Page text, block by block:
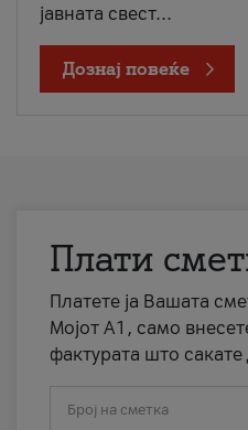
јавната свест...
Дознај повеќе
Плати
Платете ја Вашата
Мојот А1, само
фактурата што сакате
Број на сметка